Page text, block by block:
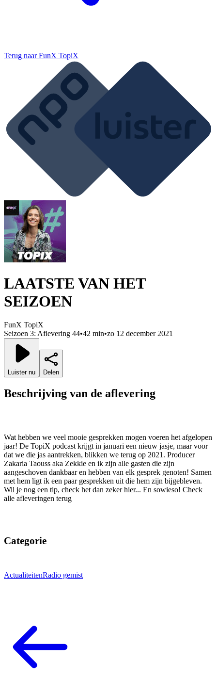
Terug naarFunX TopiX
LAATSTE VAN HET
SEIZOEN
FunX TopiX
Seizoen 3: Aflevering 44•42 min•zo 12 december 2021
Luister nu Delen
Beschrijving van de aflevering
Wat hebben we veel mooie gesprekken mogen voeren het afgelopen
jaar! De TopiX podcast krijgt in januari een nieuw jasje, maar voor
dat we die jas aantrekken, blikken we terug op 2021. Producer
Zakaria Taouss aka Zekkie en ik zijn alle gasten die zijn
aangeschoven dankbaar en hebben van elk gesprek genoten! Samen
met hem ligt ik een paar gesprekken uit die hem zijn bijgebleven.
Wil je nog een tip, check het dan zeker hier... En sowieso! Check
alle afleveringen terug
Categorie
ActualiteitenRadio gemist